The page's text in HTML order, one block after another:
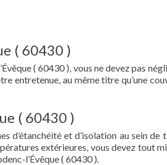
( 60430 )
( 60430 ), vous ne devez pas
entretenue, au même titre qu’une
( 60430 )
d’étanchéité et d’isolation au sein de
extérieures, vous devez tout
l’Évêque ( 60430 ).